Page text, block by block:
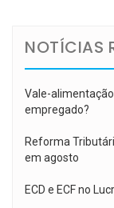
NOTÍCIAS
Vale-
empregado?
Reforma
em agosto
ECD e ECF no